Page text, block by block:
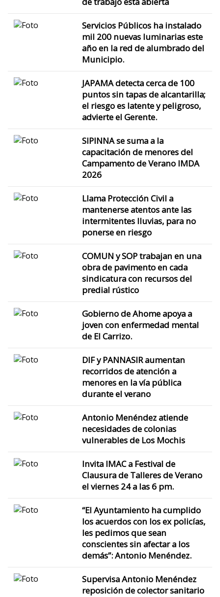
Servicios Públicos ha instalado
mil 200 nuevas luminarias este
año en la red de alumbrado del
Municipio.
JAPAMA detecta cerca de 100
puntos sin tapas de alcantarilla;
el riesgo es latente y peligroso,
advierte el Gerente.
SIPINNA se suma a la
capacitación de menores del
Campamento de Verano IMDA
2026
Llama Protección Civil a
mantenerse atentos ante las
intermitentes lluvias, para no
ponerse en riesgo
COMUN y SOP trabajan en una
obra de pavimento en cada
sindicatura con recursos del
predial rústico
Gobierno de Ahome apoya a
joven con enfermedad mental
de El Carrizo.
DIF y PANNASIR aumentan
recorridos de atención a
menores en la vía pública
durante el verano
Antonio Menéndez atiende
necesidades de colonias
vulnerables de Los Mochis
Invita IMAC a Festival de
Clausura de Talleres de Verano
el viernes 24 a las 6 pm.
“El Ayuntamiento ha cumplido
los acuerdos con los ex policías,
les pedimos que sean
conscientes sin afectar a los
demás”: Antonio Menéndez.
Supervisa Antonio Menéndez
reposición de colector sanitario